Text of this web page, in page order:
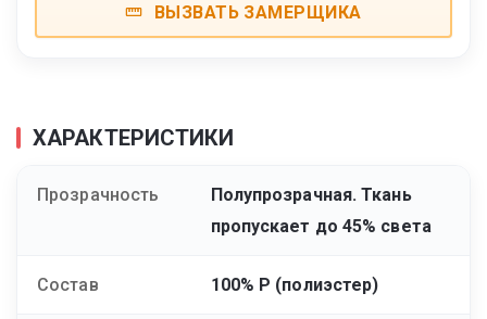
ВЫЗВАТЬ ЗАМЕРЩИКА
ХАРАКТЕРИСТИКИ
Прозрачность
Полупрозрачная. Ткань
пропускает до 45% света
Состав 100% Р (полиэстер)